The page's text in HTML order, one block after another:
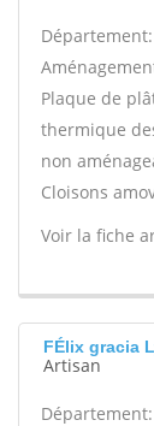
Plaque de
thermique
non
Cloisons
Voir la fiche
FÉlix gracia
Artisan